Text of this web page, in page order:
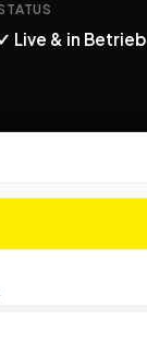
✓ Live & in Betrieb